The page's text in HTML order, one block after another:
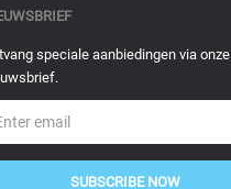
speciale aanbiedingen via onze
SUBSCRIBE NOW